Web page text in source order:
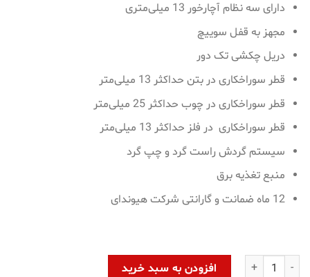
دارای سه نظام آچارخور 13 میلی‌متری
مجهز به قفل سوییچ
دریل چکشی تک دور
قطر سوراخکاری در بتن حداکثر 13 میلی‌متر
قطر سوراخکاری در چوب حداکثر 25 میلی‌متر
قطر سوراخکاری در فلز حداکثر 13 میلی‌متر
سیستم گردش راست گرد و چپ گرد
منبع تغذیه برق
12 ماه ضمانت و گارانتی شرکت هیوندای
دریل چکشی هیوندای مدل HP8213 عددافزودن به سبد خرید